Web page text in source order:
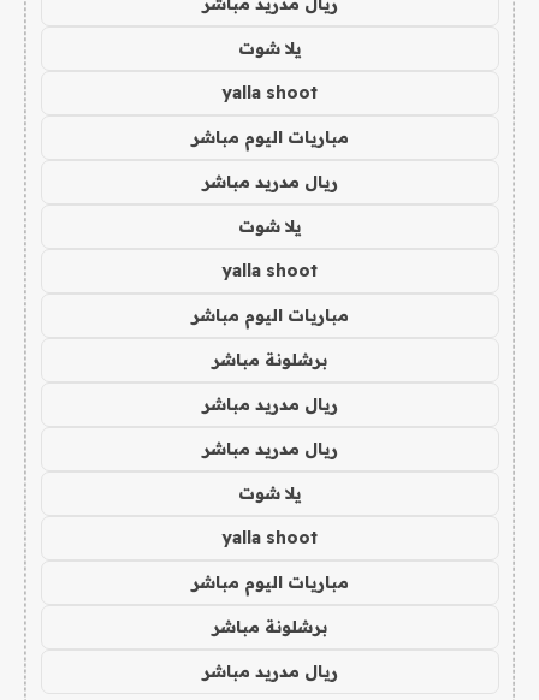
يلا شوت
yalla shoot
مباريات اليوم مباشر
ريال مدريد مباشر
يلا شوت
yalla shoot
مباريات اليوم مباشر
برشلونة مباشر
ريال مدريد مباشر
ريال مدريد مباشر
يلا شوت
yalla shoot
مباريات اليوم مباشر
برشلونة مباشر
ريال مدريد مباشر